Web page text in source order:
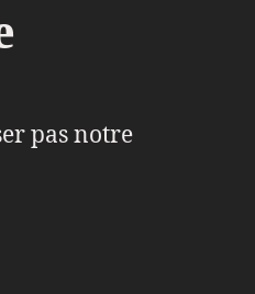
pas notre